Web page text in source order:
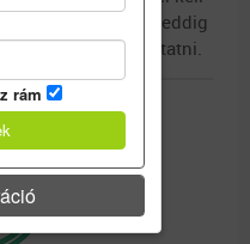
készítésről eddig
szeretnénk változtatni.
rám